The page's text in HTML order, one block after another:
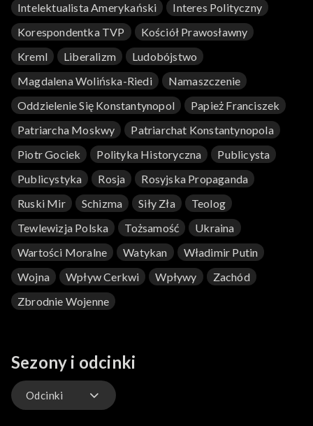
Intelektualista Amerykański
Interes Polityczny
Korespondentka TVP
Kościół Prawosławny
Kreml
Liberalizm
Ludobójstwo
Magdalena Wolińska-Riedi
Namaszczenie
Oddzielenie Się Konstantynopol
Papież Franciszek
Patriarcha Moskwy
Patriarchat Konstantynopola
Piotr Gociek
Polityka Historyczna
Publicysta
Publicystyka
Rosja
Rosyjska Propaganda
Ruski Mir
Schizma Siły Zła
Teolog
Tewlewizja Polska
Tożsamość
Ukraina
Wartości Moralne
Watykan
Władimir Putin
Wojna
Wpływ Cerkwi Wpływy
Zachód
Zbrodnie Wojenne
Sezony i odcinki
Odcinki